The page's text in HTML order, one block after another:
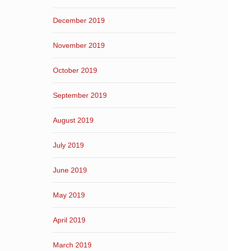
December 2019
November 2019
October 2019
September 2019
August 2019
July 2019
June 2019
May 2019
April 2019
March 2019